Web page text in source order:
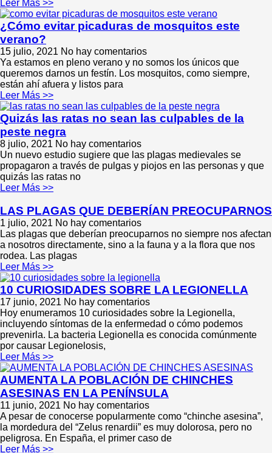
Leer Más >>
¿Cómo evitar picaduras de mosquitos este
verano?
15 julio, 2021 No hay comentarios
Ya estamos en pleno verano y no somos los únicos que
queremos darnos un festín. Los mosquitos, como siempre,
están ahí afuera y listos para
Leer Más >>
Quizás las ratas no sean las culpables de la
peste negra
8 julio, 2021 No hay comentarios
Un nuevo estudio sugiere que las plagas medievales se
propagaron a través de pulgas y piojos en las personas y que
quizás las ratas no
Leer Más >>
LAS PLAGAS QUE DEBERÍAN PREOCUPARNOS
1 julio, 2021 No hay comentarios
Las plagas que deberían preocuparnos no siempre nos afectan
a nosotros directamente, sino a la fauna y a la flora que nos
rodea. Las plagas
Leer Más >>
10 CURIOSIDADES SOBRE LA LEGIONELLA
17 junio, 2021 No hay comentarios
Hoy enumeramos 10 curiosidades sobre la Legionella,
incluyendo síntomas de la enfermedad o cómo podemos
prevenirla. La bacteria Legionella es conocida comúnmente
por causar Legionelosis,
Leer Más >>
AUMENTA LA POBLACIÓN DE CHINCHES
ASESINAS EN LA PENÍNSULA
11 junio, 2021 No hay comentarios
A pesar de conocerse popularmente como “chinche asesina”,
la mordedura del “Zelus renardii” es muy dolorosa, pero no
peligrosa. En España, el primer caso de
Leer Más >>